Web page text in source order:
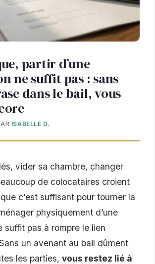
partir d’une
ne suffit pas : sans
dans le bail, vous
ISABELLE D.
vider sa chambre, changer
de colocataires croient
c’est suffisant pour tourner la
physiquement d’une
suffit pas à rompre le lien
un avenant au bail dûment
les parties, vous restez lié à